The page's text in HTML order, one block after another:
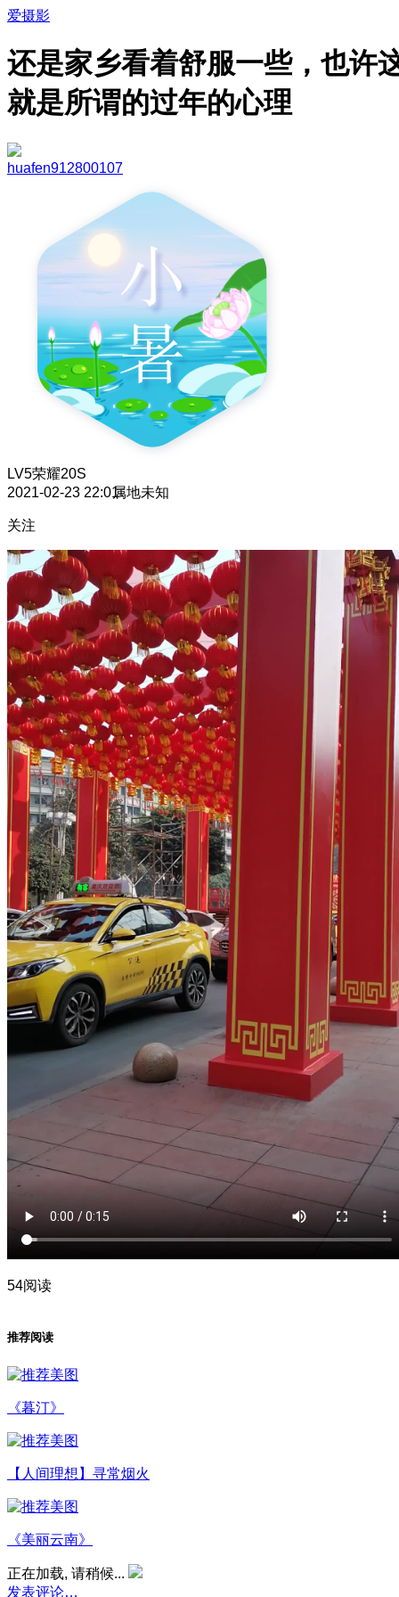
爱摄影
还是家乡看着舒服一些，也许
就是所谓的过年的心理
huafen912800107
LV5荣耀20S
2021-02-23 22:01属地未知
关注
54阅读
推荐阅读
《暮汀》
【人间理想】寻常烟火
《美丽云南》
正在加载, 请稍候...
发表评论…